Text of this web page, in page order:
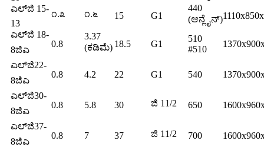
ಎಲ್‌ಜಿ 15-
13
೧.೩ ೧.೬ 15 G1
440
(ಆನ್ಲೈನ್)
ಎಲ್‌ಜಿ 18-
8ಜಿಎ
0.8
3.37
(ಕಡಿಮೆ) 18.5 G1
510
#510
ಎಲ್‌ಜಿ22-
8ಜಿಎ
0.8 4.2 22 G1 540
ಎಲ್‌ಜಿ30-
8ಜಿಎ
0.8 5.8 30 ಜಿ 11/2 650
ಎಲ್‌ಜಿ37-
8ಜಿಎ
0.8 7 37 ಜಿ 11/2 700